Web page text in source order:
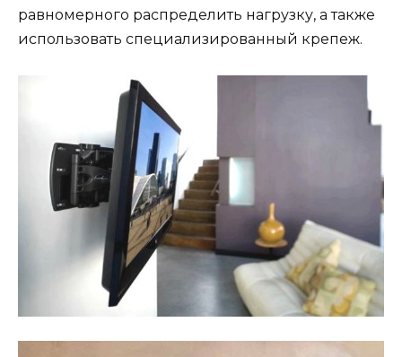
равномерного распределить нагрузку, а также
использовать специализированный крепеж.